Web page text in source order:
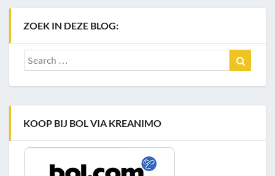
ZOEK IN DEZE BLOG:
Search
for:
KOOP BIJ BOL VIA KREANIMO